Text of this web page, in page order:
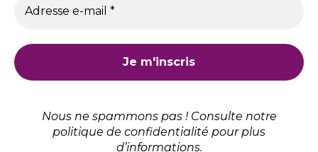
Nous ne spammons pas ! Consulte notre
politique de confidentialité pour plus
d’informations.
|